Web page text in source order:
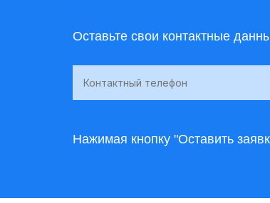
Оставьте свои контактные
Нажимая кнопку "Оставить